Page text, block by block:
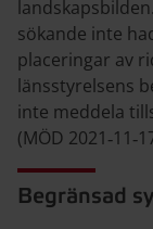
sökande inte
placeringar av
länsstyrelsens
inte meddela
(MÖD
Begränsad